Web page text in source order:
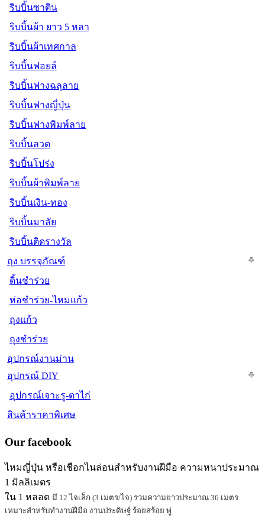
ริบบิ้นซาติน
ริบบิ้นผ้า ยาว 5 หลา
ริบบิ้นผ้าเทศกาล
ริบบิ้นฟอยล์
ริบบิ้นฟางฉลุลาย
ริบบิ้นฟางญี่ปุ่น
ริบบิ้นฟางพิมพ์ลาย
ริบบิ้นลวด
ริบบิ้นโปร่ง
ริบบิ้นผ้าพิมพ์ลาย
ริบบิ้นเงิน-ทอง
ริบบิ้นมาลัย
ริบบิ้นติดรางวัล
ถุง บรรจุภัณฑ์
ดิ้นชำร่วย
ห่อชำร่วย-ไหมแก้ว
ถุงแก้ว
ถุงชำร่วย
อุปกรณ์งานม่าน
อุปกรณ์ DIY
อุปกรณ์เจาะรู-ตาไก่
สินค้าราคาพิเศษ
Our facebook
ไหมญี่ปุ่น หรือเชือกไนล่อนสำหรับงานฝีมือ ความหนาประมาณ
1 มิลลิเมตร
ใน 1 หลอด มี 12 ไจเล็ก (3 เมตร/ไจ) รวมความยาวประมาณ 36 เมตร
เหมาะสำหรับทำงานฝีมือ งานประดิษฐ์ ร้อยสร้อย พู่